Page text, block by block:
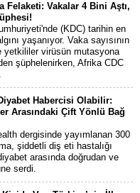
Felaketi: Vakalar 4 Bini Aştı,
(KDC) tarihin en
yaşanıyor. Vaka sayısının
yetkililer virüsün mutasyona
şüphelenirken, Afrika CDC
Habercisi Olabilir:
Arasındaki Çift Yönlü Bağ
dergisinde yayımlanan 300
şiddetli diş eti hastalığı
arasında doğrudan ve
serdi.